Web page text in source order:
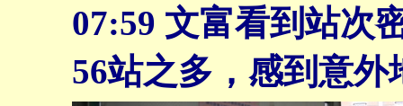
07:59 文富看到站次
56站之多，感到意